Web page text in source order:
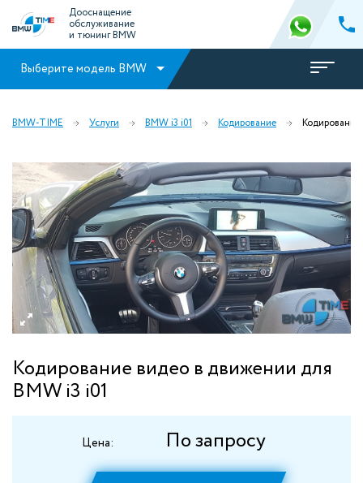
Дооснащение
обслуживание
и тюнинг BMW
Выберите модель BMW
BMW-TIME Услуги BMW i3 i01 Кодирование
Кодирование видео в движении для
BMW i3 i01
Цена: По запросу